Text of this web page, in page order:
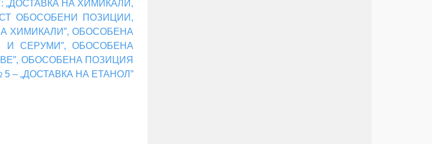
НА ХИМИКАЛИ,
ОБОСОБЕНИ ПОЗИЦИИ,
ХИМИКАЛИ”, ОБОСОБЕНА
СЕРУМИ”, ОБОСОБЕНА
ОБОСОБЕНА ПОЗИЦИЯ
– „ДОСТАВКА НА ЕТАНОЛ”